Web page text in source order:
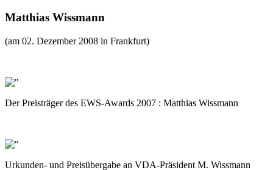
Matthias Wissmann
(am 02. Dezember 2008 in Frankfurt)
Der Preisträger des EWS-Awards 2007 : Matthias Wissmann
Urkunden- und Preisübergabe an VDA-Präsident M. Wissmann